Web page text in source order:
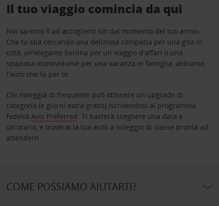
Il tuo viaggio comincia da qui
Noi saremo lì ad accoglierti sin dal momento del tuo arrivo.
Che tu stia cercando una deliziosa compatta per una gita in
città, un'elegante berlina per un viaggio d'affari o una
spaziosa monovolume per una vacanza in famiglia, abbiamo
l'auto che fa per te.
Chi noleggia di frequente può ottenere un upgrade di
categoria (e giorni extra gratis) iscrivendosi al programma
fedeltà Avis Preferred. Ti basterà scegliere una data e
un'orario, e troverai la tua auto a noleggio di classe pronta ad
attenderti.
COME POSSIAMO AIUTARTI?